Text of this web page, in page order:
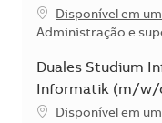
Disponível em
Categoria
Administração e
Duales Studium
Informatik (m/w/
Disponível em